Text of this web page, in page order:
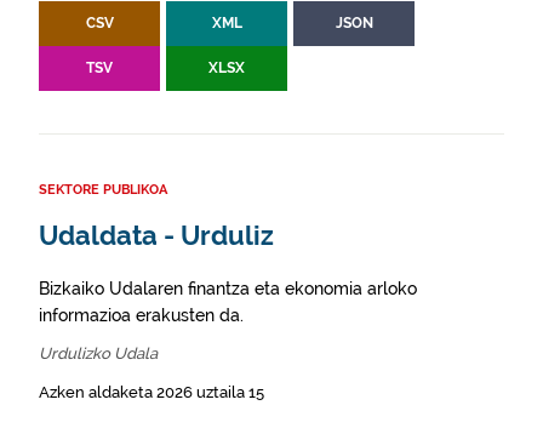
CSV XML JSON
TSV XLSX
SEKTORE PUBLIKOA
Udaldata - Urduliz
Bizkaiko Udalaren finantza eta ekonomia arloko
informazioa erakusten da.
Urdulizko Udala
Azken aldaketa 2026 uztaila 15